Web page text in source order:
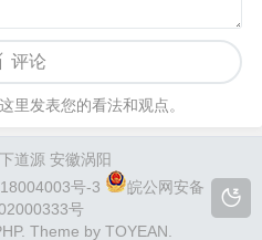
评论
里发表您的看法和观点。
道源 安徽涡阳
号-3
皖公网安备
号
. Theme by TOYEAN